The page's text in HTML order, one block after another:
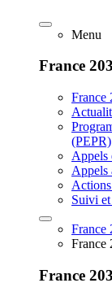
Menu
France
France
(PEPR)
Appels
Appels
Suivi
France
France
France